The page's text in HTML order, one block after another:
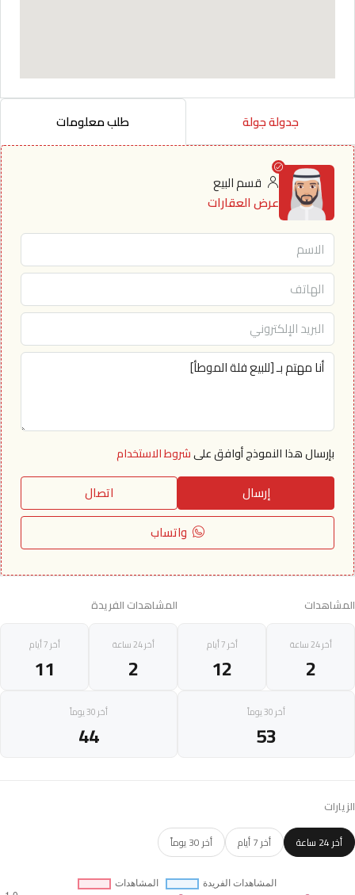
جدولة جولة طلب معلومات
قسم البيع
عرض العقارات
بإرسال هذا النموذج أوافق علىشروط الاستخدام
إرسال
اتصال
واتساب
المشاهدات
أخر 24 ساعة
2
أخر 7 أيام
12
أخر 30 يوماً
53
المشاهدات الفريدة
أخر 24 ساعة
2
أخر 7 أيام
11
أخر 30 يوماً
44
الزيارات
أخر 24 ساعة أخر 7 أيام أخر 30 يوماً